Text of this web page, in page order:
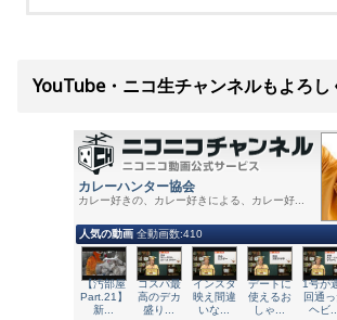
YouTube・ニコ生チャンネルもよろ